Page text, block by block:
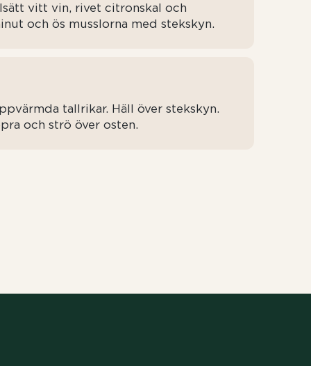
vitt vin, rivet citronskal och
och ös musslorna med stekskyn.
tallrikar. Häll över stekskyn.
och strö över osten.